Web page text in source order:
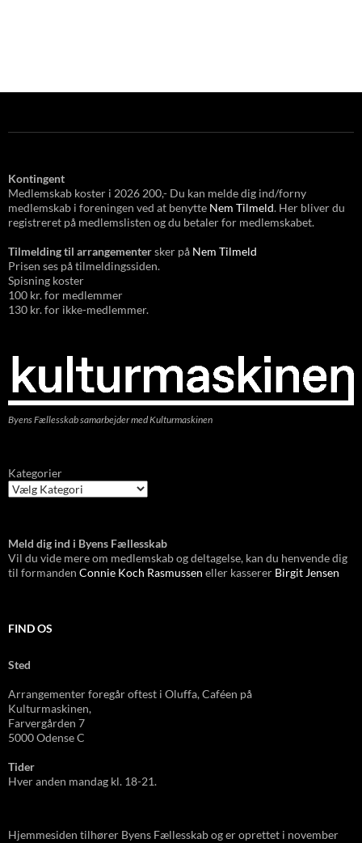
Kontingent
Medlemskab koster i 2026 200,- Du kan melde dig ind/forny
medlemskab i foreningen ved at benytte Nem Tilmeld. Her bliver du
registreret på medlemslisten og du betaler for medlemskabet.
Tilmelding til arrangementersker på Nem Tilmeld
Prisen ses på tilmeldingssiden.
Spisning koster
100 kr. for medlemmer
130 kr. for ikke-medlemmer.
Byens Fællesskab samarbejder med Kulturmaskinen
Kategorier
Meld dig ind i Byens Fællesskab
Vil du vide mere om medlemskab og deltagelse, kan du henvende dig
til formanden Connie Koch Rasmussen eller kasserer Birgit Jensen
FIND OS
Sted
Arrangementer foregår oftest i Oluffa, Caféen på
Kulturmaskinen,
Farvergården 7
5000 Odense C
Tider
Hver anden mandag kl. 18-21.
Hjemmesiden tilhører Byens Fællesskab og er oprettet i november